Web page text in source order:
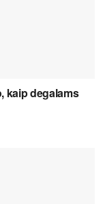
kaip degalams